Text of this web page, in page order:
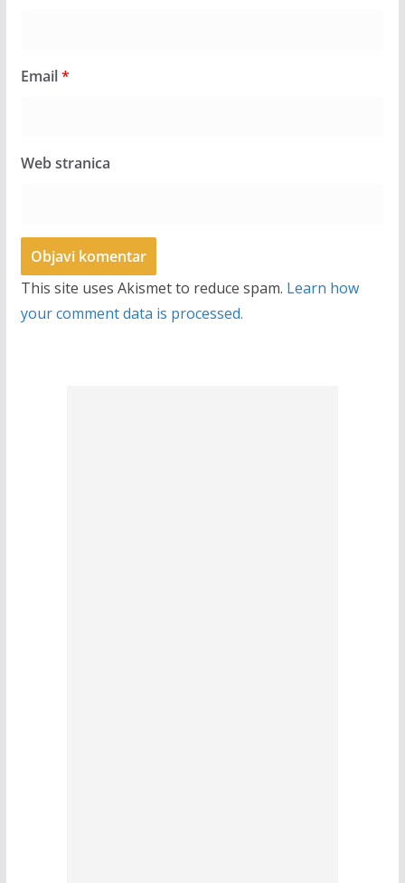
Email*
Web stranica
This site uses Akismet to reduce spam. Learn how
your comment data is processed.